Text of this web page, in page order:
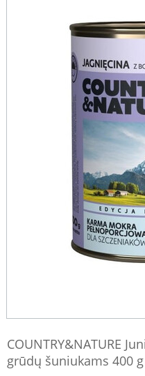
COUNTRY&NATURE
grūdų šuniukams 400 g